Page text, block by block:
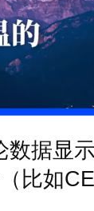
数据显
比如